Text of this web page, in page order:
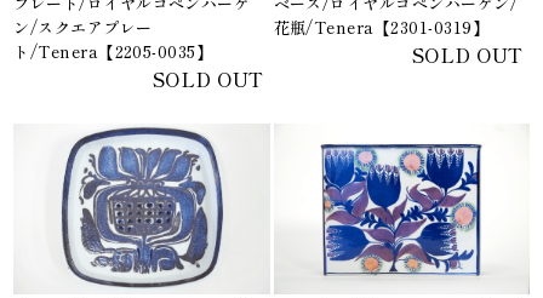
ン/スクエアプレー
ト/Tenera【2205-0035】
SOLD OUT
花瓶/Tenera【2301-0319】
SOLD OUT